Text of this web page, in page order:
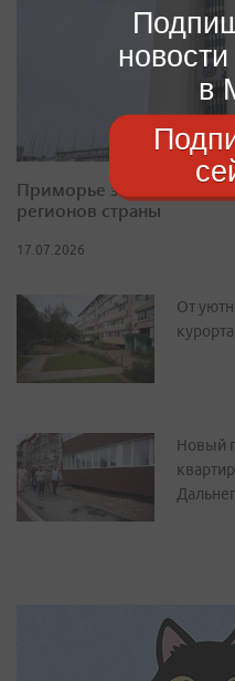
Приморье закрепилось в
регионов страны
17.07.2026
От
Новый
в